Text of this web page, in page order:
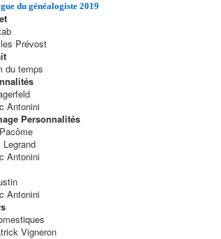
du généalogiste 2019
Prévost
du temps
Antonini
Personnalités
Legrand
Antonini
Antonini
Vigneron